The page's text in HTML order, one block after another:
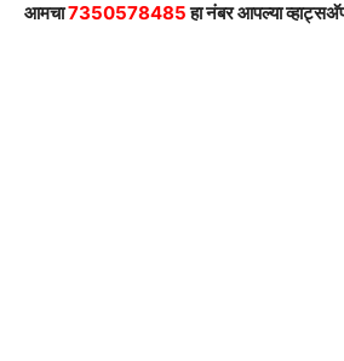
आमचा7350578485हा नंबर आपल्या